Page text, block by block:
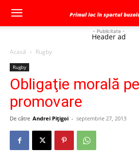
- Publicitate -
Header ad
Acasă Rugby
Rugby
Obligaţie morală
promovare
De către Andrei Pițigoi - septembrie 27, 2013